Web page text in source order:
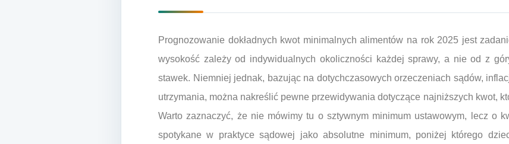
Prognozowanie dokładnych kwot minimalnych alimentów na rok 2025 jest
wysokość zależy od indywidualnych okoliczności każdej sprawy, a nie od z
stawek. Niemniej jednak, bazując na dotychczasowych orzeczeniach sądów,
utrzymania, można nakreślić pewne przewidywania dotyczące najniższych kwot,
Warto zaznaczyć, że nie mówimy tu o sztywnym minimum ustawowym, lecz o
spotykane w praktyce sądowej jako absolutne minimum, poniżej którego